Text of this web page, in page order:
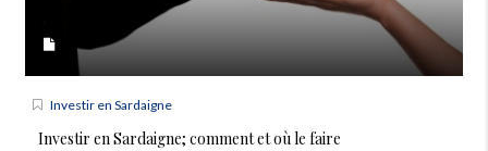
Investir en Sardaigne
Investir en Sardaigne; comment et où le faire